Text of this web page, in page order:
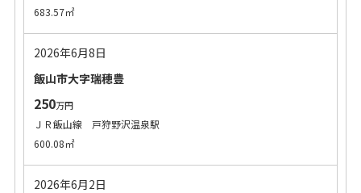
683.57㎡
2026年6月8日
飯山市大字瑞穂豊
250万円
ＪＲ飯山線 戸狩野沢温泉駅
600.08㎡
2026年6月2日